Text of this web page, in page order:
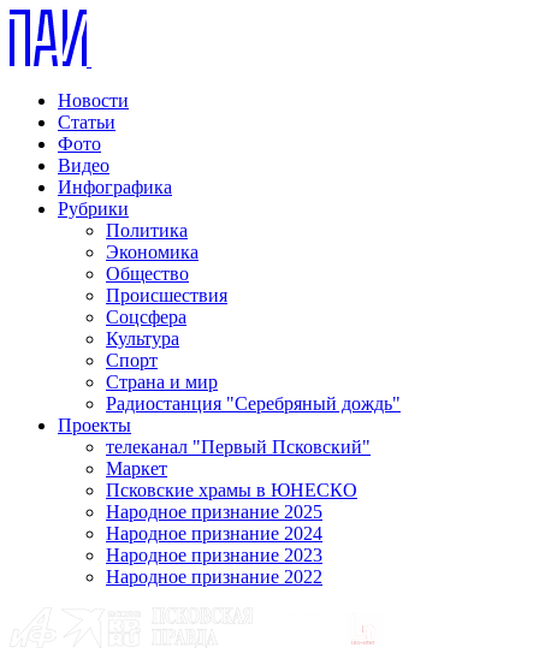
Новости
Статьи
Фото
Видео
Инфографика
Рубрики
Политика
Экономика
Общество
Происшествия
Соцсфера
Культура
Спорт
Страна и мир
Радиостанция "Серебряный дождь"
Проекты
телеканал "Первый Псковский"
Маркет
Псковские храмы в ЮНЕСКО
Народное признание 2025
Народное признание 2024
Народное признание 2023
Народное признание 2022